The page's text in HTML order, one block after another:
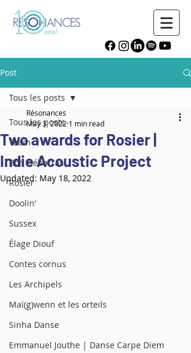
Post
Tous les posts
Team
Bon Débarras
Rosier
Doolin'
Sussex
Élage Diouf
Contes cornus
Les Archipels
Maï(g)wenn et les orteils
Sinha Danse
Emmanuel Jouthe | Danse Carpe Diem
Tous les posts
Two awards for Rosier |
Indie Acoustic Project
Résonances
May 3, 2022 1 min read
Updated: May 18, 2022